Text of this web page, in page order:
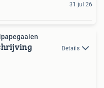
31 jul 26
Details